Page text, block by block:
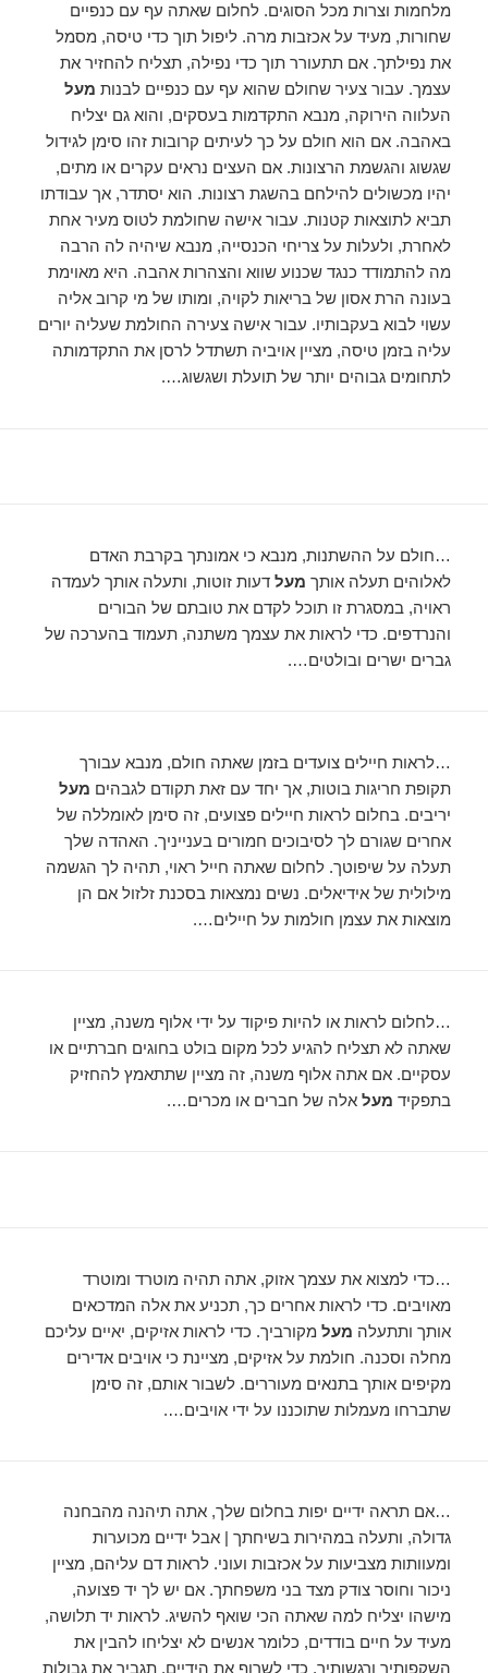
מלחמות וצרות מכל הסוגים. לחלום שאתה עף עם כנפיים
שחורות, מעיד על אכזבות מרה. ליפול תוך כדי טיסה, מסמל
את נפילתך. אם תתעורר תוך כדי נפילה, תצליח להחזיר את
עצמך. עבור צעיר שחולם שהוא עף עם כנפיים לבנות מעל
העלווה הירוקה, מנבא התקדמות בעסקים, והוא גם יצליח
באהבה. אם הוא חולם על כך לעיתים קרובות זהו סימן לגידול
שגשוג והגשמת הרצונות. אם העצים נראים עקרים או מתים,
יהיו מכשולים להילחם בהשגת רצונות. הוא יסתדר, אך עבודתו
תביא לתוצאות קטנות. עבור אישה שחולמת לטוס מעיר אחת
לאחרת, ולעלות על צריחי הכנסייה, מנבא שיהיה לה הרבה
מה להתמודד כנגד שכנוע שווא והצהרות אהבה. היא מאוימת
בעונה הרת אסון של בריאות לקויה, ומותו של מי קרוב אליה
עשוי לבוא בעקבותיו. עבור אישה צעירה החולמת שעליה יורים
עליה בזמן טיסה, מציין אויביה תשתדל לרסן את התקדמותה
לתחומים גבוהים יותר של תועלת ושגשוג….
…חולם על ההשתנות, מנבא כי אמונתך בקרבת האדם
לאלוהים תעלה אותך מעל דעות זוטות, ותעלה אותך לעמדה
ראויה, במסגרת זו תוכל לקדם את טובתם של הבורים
והנרדפים. כדי לראות את עצמך משתנה, תעמוד בהערכה של
גברים ישרים ובולטים….
…לראות חיילים צועדים בזמן שאתה חולם, מנבא עבורך
תקופת חריגות בוטות, אך יחד עם זאת תקודם לגבהים מעל
יריבים. בחלום לראות חיילים פצועים, זה סימן לאומללה של
אחרים שגורם לך לסיבוכים חמורים בענייניך. האהדה שלך
תעלה על שיפוטך. לחלום שאתה חייל ראוי, תהיה לך הגשמה
מילולית של אידיאלים. נשים נמצאות בסכנת זלזול אם הן
מוצאות את עצמן חולמות על חיילים….
…לחלום לראות או להיות פיקוד על ידי אלוף משנה, מציין
שאתה לא תצליח להגיע לכל מקום בולט בחוגים חברתיים או
עסקיים. אם אתה אלוף משנה, זה מציין שתתאמץ להחזיק
בתפקיד מעל אלה של חברים או מכרים….
…כדי למצוא את עצמך אזוק, אתה תהיה מוטרד ומוטרד
מאויבים. כדי לראות אחרים כך, תכניע את אלה המדכאים
אותך ותתעלה מעל מקורביך. כדי לראות אזיקים, יאיים עליכם
מחלה וסכנה. חולמת על אזיקים, מציינת כי אויבים אדירים
מקיפים אותך בתנאים מעוררים. לשבור אותם, זה סימן
שתברחו מעמלות שתוכננו על ידי אויבים….
…אם תראה ידיים יפות בחלום שלך, אתה תיהנה מהבחנה
גדולה, ותעלה במהירות בשיחתך | אבל ידיים מכוערות
ומעוותות מצביעות על אכזבות ועוני. לראות דם עליהם, מציין
ניכור וחוסר צודק מצד בני משפחתך. אם יש לך יד פצועה,
מישהו יצליח למה שאתה הכי שואף להשיג. לראות יד תלושה,
מעיד על חיים בודדים, כלומר אנשים לא יצליחו להבין את
השקפותיך ורגשותיך. כדי לשרוף את הידיים, תגביר את גבולות